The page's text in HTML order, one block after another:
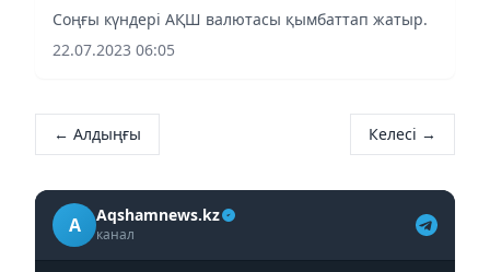
Соңғы күндері АҚШ валютасы қымбаттап жатыр.
22.07.2023 06:05
← Алдыңғы Келесі →
A Aqshamnews.kz
канал